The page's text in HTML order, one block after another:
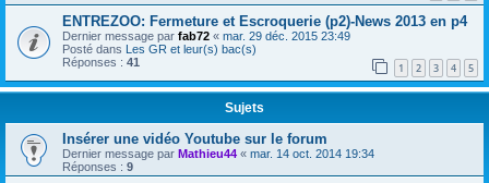
ENTREZOO: Fermeture et Escroquerie (p2)-News 2013 en p4
Dernier message par fab72 « mar. 29 déc. 2015 23:49
Posté dans Les GR et leur(s) bac(s)
Réponses : 41 1 2 3 4 5
Sujets
Insérer une vidéo Youtube sur le forum
Dernier message par Mathieu44 « mar. 14 oct. 2014 19:34
Réponses : 9